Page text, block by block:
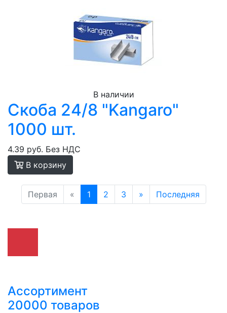
В наличии
Скоба 24/8 "Kangaro"
1000 шт.
4.39 руб. Без НДС
В корзину
Первая « 1 2 3 » Последняя
Ассортимент
20000 товаров